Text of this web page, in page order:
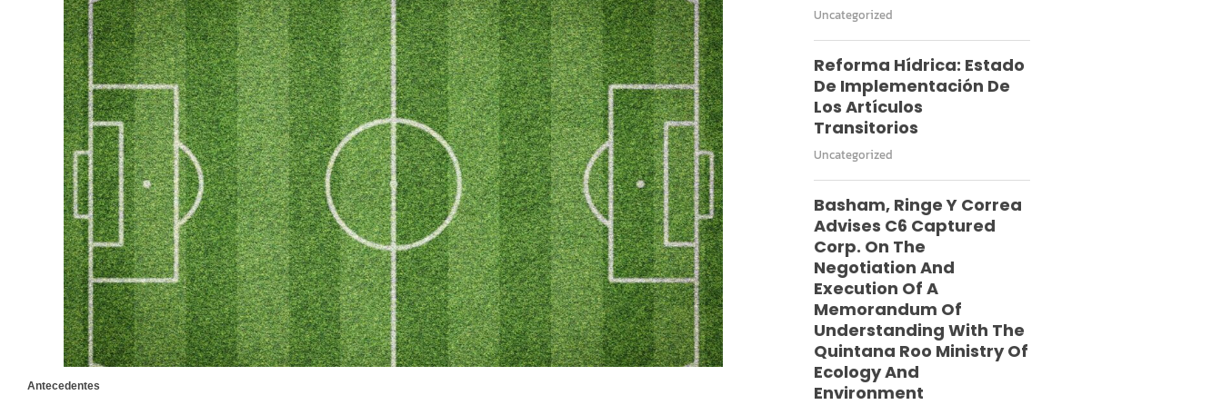
Antecedentes
Uncategorized
Reforma Hídrica: Estado
De Implementación De
Los Artículos
Transitorios
Uncategorized
Basham, Ringe Y Correa
Advises C6 Captured
Corp. On The
Negotiation And
Execution Of A
Memorandum Of
Understanding With The
Quintana Roo Ministry Of
Ecology And
Environment